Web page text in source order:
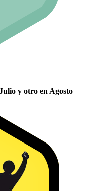
y otro en Agosto